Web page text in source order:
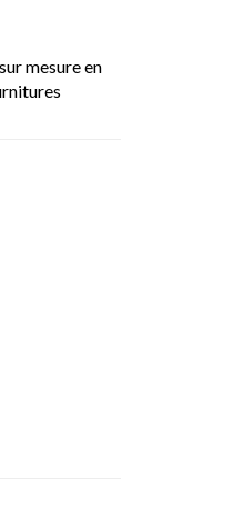
mesure en